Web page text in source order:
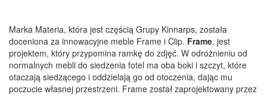
Marka Materia, która jest częścią Grupy Kinnarps, została
doceniona za innowacyjne meble Frame i Clip. Frame, jest
projektem, który przypomina ramkę do zdjęć. W odróżnieniu od
normalnych mebli do siedzenia fotel ma oba boki i szczyt, które
otaczają siedzącego i oddzielają go od otoczenia, dając mu
poczucie własnej przestrzeni. Frame został zaprojektowany przez